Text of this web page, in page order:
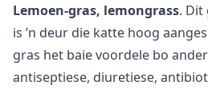
Lemoen-gras, lemongrass. Dit
is ’n deur die katte hoog
gras het baie voordele bo
antiseptiese, diuretiese,